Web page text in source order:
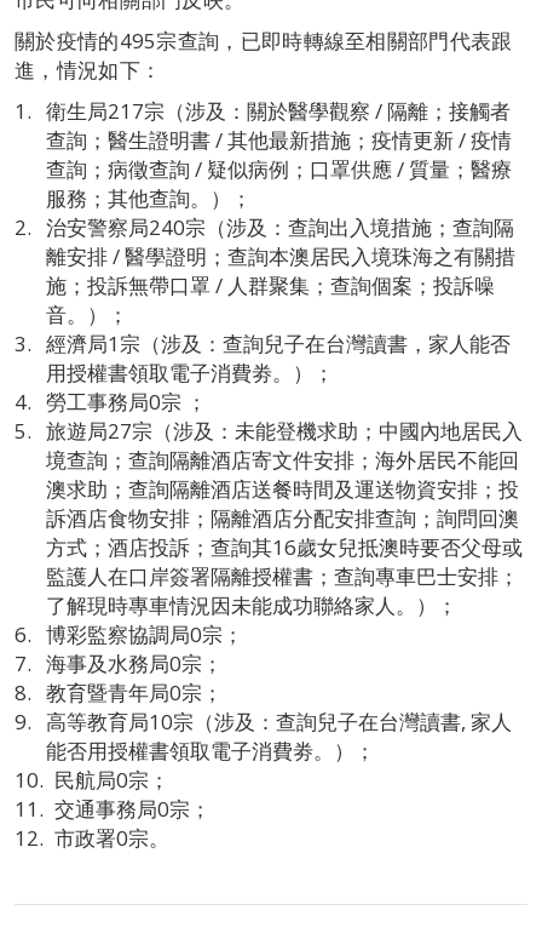
關於疫情的495宗查詢，已即時轉線至相關部門代表跟
進，情況如下：
衛生局217宗（涉及：關於醫學觀察 / 隔離；接觸者
查詢；醫生證明書 / 其他最新措施；疫情更新 / 疫情
查詢；病徵查詢 / 疑似病例；口罩供應 / 質量；醫療
服務；其他查詢。）；
治安警察局240宗（涉及：查詢出入境措施；查詢隔
離安排 / 醫學證明；查詢本澳居民入境珠海之有關措
施；投訴無帶口罩 / 人群聚集；查詢個案；投訴噪
音。）；
經濟局1宗（涉及：查詢兒子在台灣讀書，家人能否
用授權書領取電子消費劵。）；
勞工事務局0宗 ；
旅遊局27宗（涉及：未能登機求助；中國內地居民入
境查詢；查詢隔離酒店寄文件安排；海外居民不能回
澳求助；查詢隔離酒店送餐時間及運送物資安排；投
訴酒店食物安排；隔離酒店分配安排查詢；詢問回澳
方式；酒店投訴；查詢其16歲女兒抵澳時要否父母或
監護人在口岸簽署隔離授權書；查詢專車巴士安排；
了解現時專車情況因未能成功聯絡家人。）；
博彩監察協調局0宗；
海事及水務局0宗；
教育暨青年局0宗；
高等教育局10宗（涉及：查詢兒子在台灣讀書, 家人
能否用授權書領取電子消費劵。）；
民航局0宗；
交通事務局0宗；
市政署0宗。